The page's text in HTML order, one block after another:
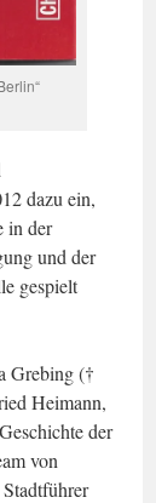
dazu ein,
in der
und der
gespielt
Grebing (†
Heimann,
der
von